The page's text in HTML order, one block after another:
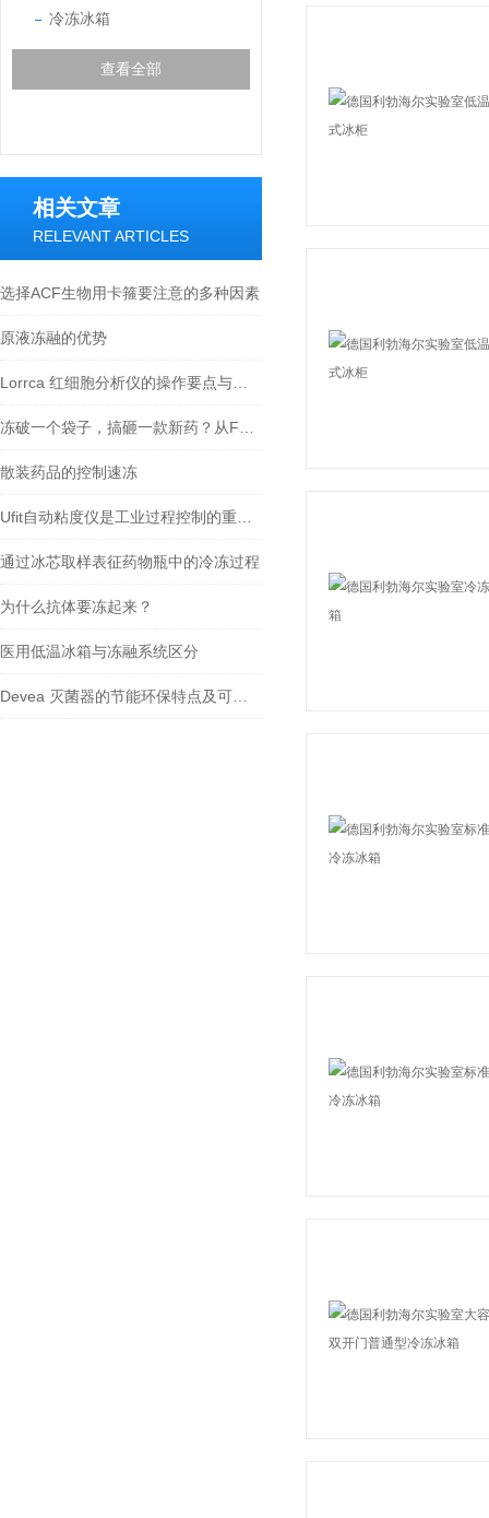
冷冻冰箱
查看全部
相关文章
RELEVANT ARTICLES
选择ACF生物用卡箍要注意的多种因素
原液冻融的优势
散装药品的控制速冻
通过冰芯取样表征药物瓶中的冷冻过程
为什么抗体要冻起来？
医用低温冰箱与冻融系统区分